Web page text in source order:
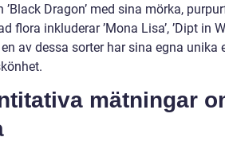
’Black Dragon’ med sina mörka,
flora inkluderar ’Mona Lisa’, ’Dipt in
av dessa sorter har sina egna unika
mätningar